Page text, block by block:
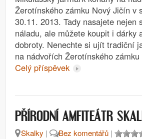
Žerotínského zámku Nový Jičín v
30.11. 2013. Tady nasajete nejen
náladu, ale můžete koupit i dárky
dobroty. Nenechte si ujít tradiční
na nádvořích Žerotínského
Celý příspěvek
PŘÍRODNÍ AMFITEÁTR
Skalky | Bez komentářů |